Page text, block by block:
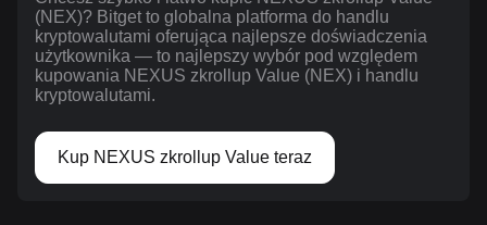
(NEX)? Bitget to globalna platforma do handlu
kryptowalutami oferująca najlepsze doświadczenia
użytkownika — to najlepszy wybór pod względem
kupowania NEXUS zkrollup Value (NEX) i handlu
kryptowalutami.
Kup NEXUS zkrollup Value teraz